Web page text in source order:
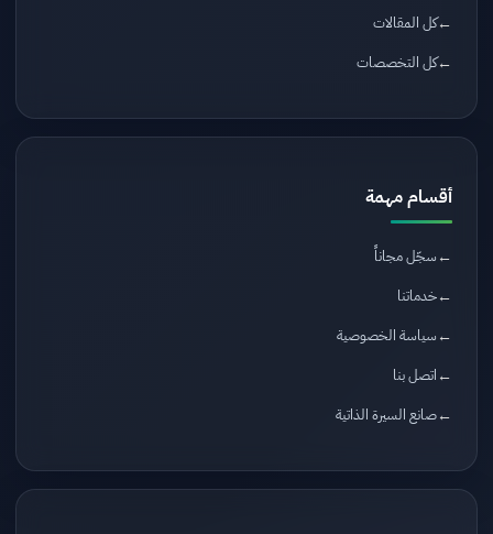
كل المقالات
كل التخصصات
أقسام مهمة
سجّل مجاناً
خدماتنا
سياسة الخصوصية
اتصل بنا
صانع السيرة الذاتية